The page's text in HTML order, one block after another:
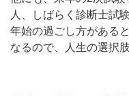
人、しばらく診断士試
年始の過ごし方がある
なるので、人生の選択